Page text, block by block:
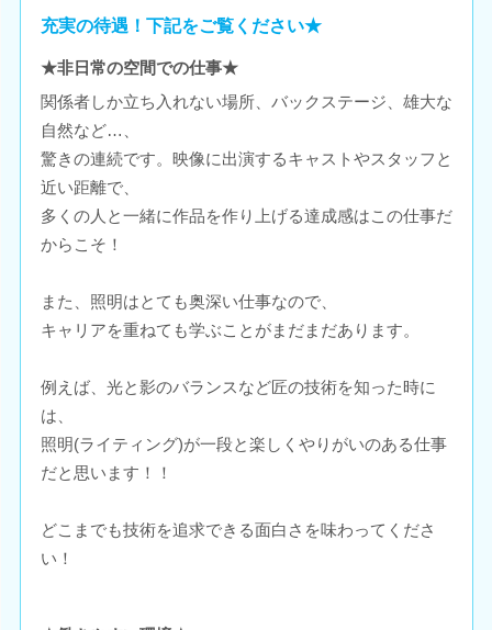
充実の待遇！下記をご覧ください★
★非日常の空間での仕事★
関係者しか立ち入れない場所、バックステージ、雄大な
自然など…、
驚きの連続です。映像に出演するキャストやスタッフと
近い距離で、
多くの人と一緒に作品を作り上げる達成感はこの仕事だ
からこそ！
また、照明はとても奥深い仕事なので、
キャリアを重ねても学ぶことがまだまだあります。
例えば、光と影のバランスなど匠の技術を知った時に
は、
照明(ライティング)が一段と楽しくやりがいのある仕事
だと思います！！
どこまでも技術を追求できる面白さを味わってくださ
い！